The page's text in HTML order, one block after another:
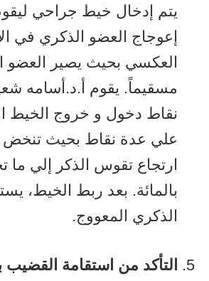
يتم إدخال خيط جراحي
إعوجاج العضو الذكري في
العكسي بحيث يصير العضو
مسقيماً. يقوم أ.د.أسامه
نقاط دخول و خروج الخيط
علي عدة نقاط بحيث تنخض
ارتجاع تقوس الذكر إلي
بالمائة. بعد ربط الخيط،
الذكري المعووج.
التأكد من استقامة القضيب